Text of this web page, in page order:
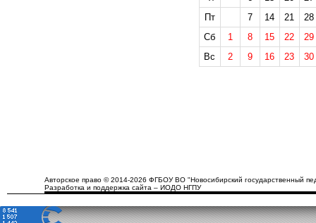
Пт
7 14 21
28
Сб
1 8 15 22
29
Вс
2 9 16 23 30
Авторское право © 2014-2026 ФГБОУ ВО "Новосибирский государственный
Разработка и поддержка сайта – ИОДО НГПУ